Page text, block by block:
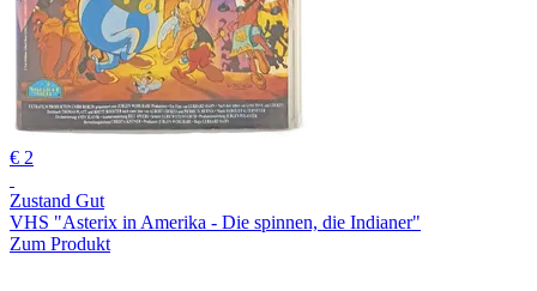
€ 2
Zustand Gut
VHS "Asterix in Amerika - Die spinnen, die Indianer"
Zum Produkt